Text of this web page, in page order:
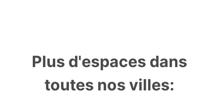
Plus d'espaces dans
toutes nos villes: